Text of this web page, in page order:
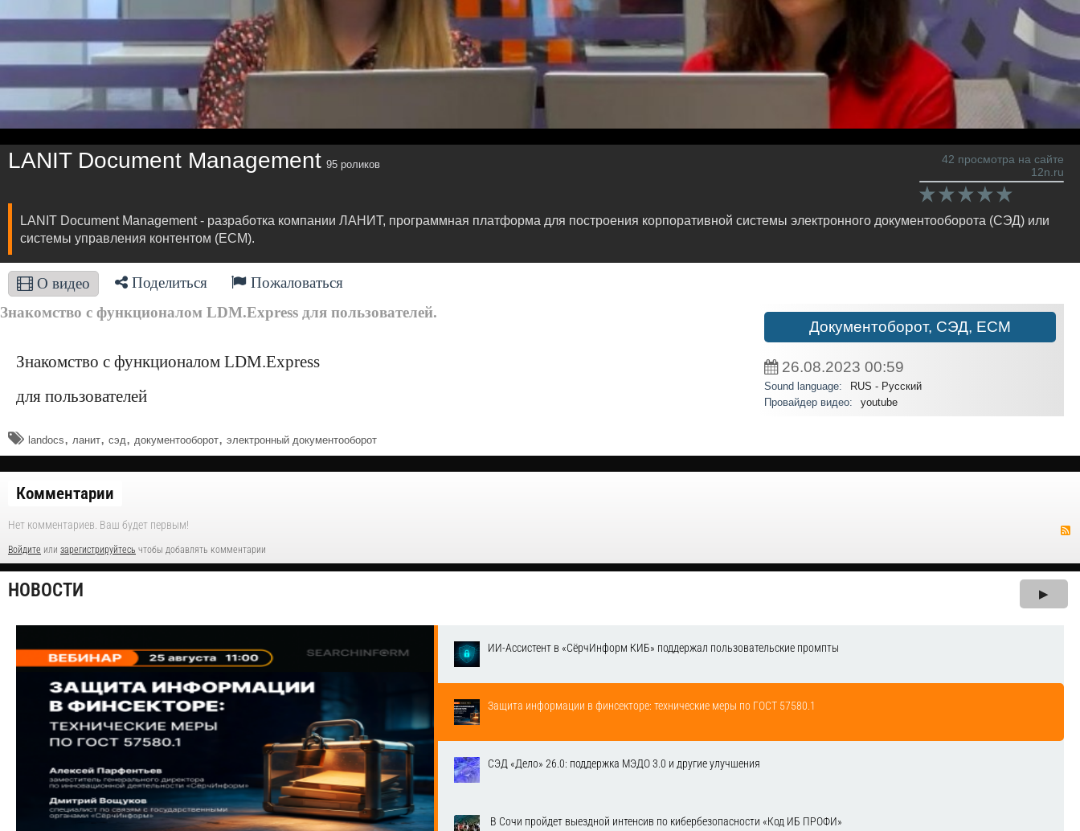
LANIT Document Management 95 роликов
42 просмотра на сайте
12n.ru
LANIT Document Management - разработка компании ЛАНИТ, программная платформа для построения корпоративной системы электронного документооборота (СЭД) или
системы управления контентом (ECM).
О видео Поделиться
Пожаловаться
Знакомство с функционалом LDM.Express для пользователей.
Знакомство с функционалом LDM.Express
для пользователей
landocs, ланит, сэд, документооборот, электронный документооборот
Документоборот, СЭД, ECM
26.08.2023 00:59
Sound language:
RUS - Русский
Провайдер видео:
youtube
Комментарии
Нет комментариев. Ваш будет первым!
Войдите или зарегистрируйтесь чтобы добавлять комментарии
НОВОСТИ ▶
ИИ-Ассистент в «СёрчИнформ КИБ» поддержал пользовательские промпты
Защита информации в финсекторе: технические меры по ГОСТ 57580.1
СЭД «Дело» 26.0: поддержка МЭДО 3.0 и другие улучшения
​ В Сочи пройдет выездной интенсив по кибербезопасности «Код ИБ ПРОФИ»